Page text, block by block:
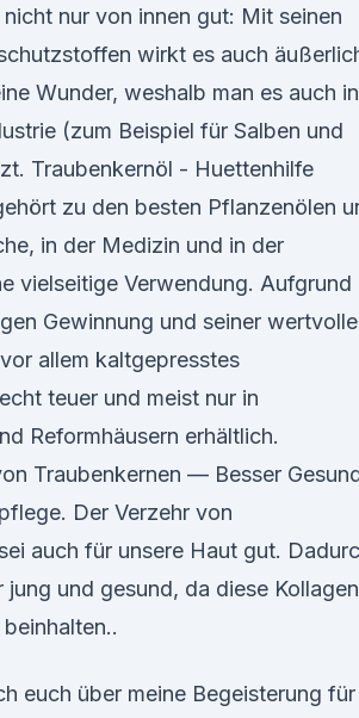
nur von innen gut: Mit seinen
wirkt es auch
Wunder, weshalb man es auch in
(zum Beispiel für Salben und
Traubenkernöl - Huettenhilfe
zu den besten Pflanzenölen
in der Medizin und in der
vielseitige Verwendung. Aufgrund
Gewinnung und seiner
allem kaltgepresstes
teuer und meist nur in
Reformhäusern erhältlich.
Traubenkernen — Besser
Der Verzehr von
auch für unsere Haut gut.
jung und gesund, da diese Kollagen
euch über meine Begeisterung für